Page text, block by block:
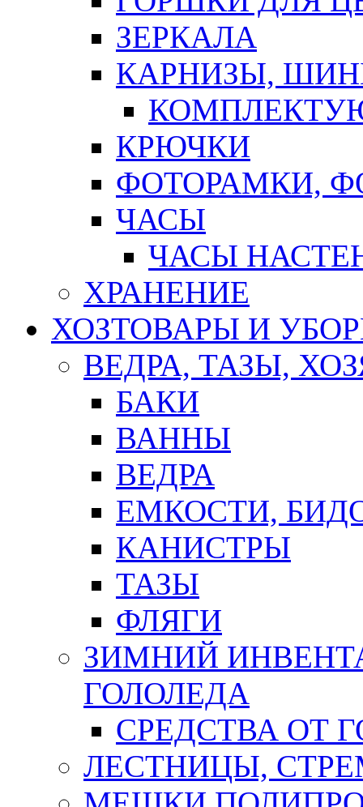
ЗЕРКАЛА
КАРНИЗЫ,
КРЮЧКИ
ФОТОРАМКИ,
ЧАСЫ
ЧАСЫ
ХРАНЕНИЕ
ХОЗТОВАРЫ И
ВЕДРА, ТАЗЫ,
БАКИ
ВАННЫ
ВЕДРА
ЕМКОСТИ,
КАНИСТРЫ
ТАЗЫ
ФЛЯГИ
ЗИМНИЙ
ГОЛОЛЕДА
СРЕДСТВА ОТ
ЛЕСТНИЦЫ,